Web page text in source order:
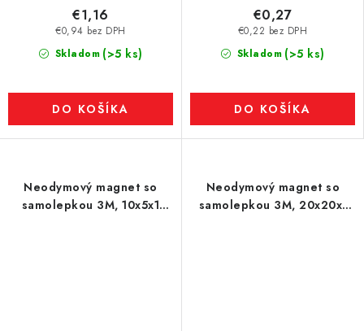
Skladom (>5 ks)
€0,94 bez DPH
€1,16
DO KOŠÍKA
Skladom (>5 ks)
€0,22 bez DPH
€0,27
DO KOŠÍKA
Neodymový magnet so
samolepkou 3M, 10x5x1
Neodymový magnet so
samolepkou 3M, 20x20x1